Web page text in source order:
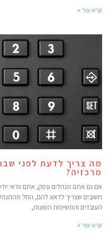
קרא עוד »
מה צריך לדעת לפני
מרכזיה?
אם גם אתם מנהלים עסק, אתם וודאי
חשובים שצריך לדאוג להם, החל
העובדים והמשימות השונות,
קרא עוד »